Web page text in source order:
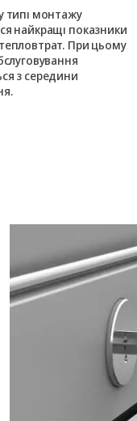
типі монтажу
найкращі показники
При цьому
з середини